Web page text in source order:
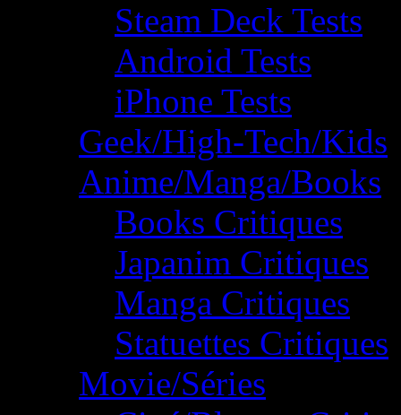
Steam Deck Tests
Android Tests
iPhone Tests
Geek/High-Tech/Kids
Anime/Manga/Books
Books Critiques
Japanim Critiques
Manga Critiques
Statuettes Critiques
Movie/Séries